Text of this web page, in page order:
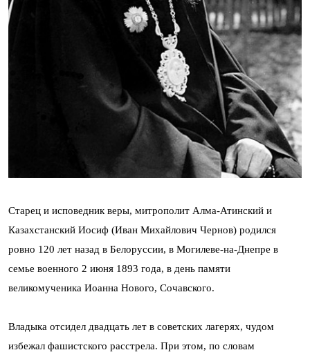
Старец и исповедник веры, митрополит Алма-Атинский и
Казахстанский Иосиф (Иван Михайлович Чернов) родился
ровно 120 лет назад в Белоруссии, в Могилеве-на-Днепре в
семье военного 2 июня 1893 года, в день памяти
великомученика Иоанна Нового, Сочавского.
Владыка отсидел двадцать лет в советских лагерях, чудом
избежал фашистского расстрела. При этом, по словам